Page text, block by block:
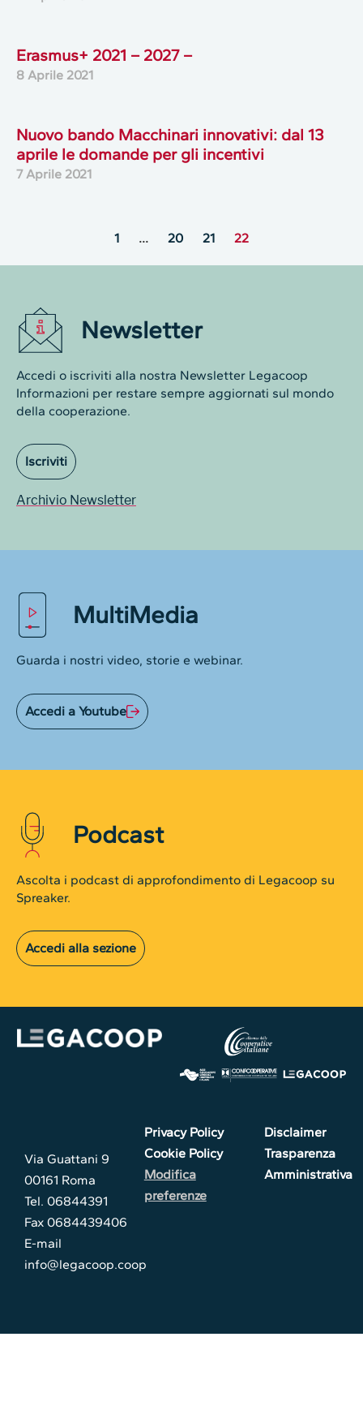
Erasmus+ 2021 – 2027 –
8 Aprile 2021
Nuovo bando Macchinari innovativi: dal 13
aprile le domande per gli incentivi
7 Aprile 2021
1 … 20 21 22
Newsletter
Accedi o iscriviti alla nostra Newsletter Legacoop
Informazioni per restare sempre aggiornati sul mondo
della cooperazione.
Iscriviti
Archivio Newsletter
MultiMedia
Guarda i nostri video, storie e webinar.
Accedi a Youtube
Podcast
Ascolta i podcast di approfondimento di Legacoop su
Spreaker.
Accedi alla sezione
Via Guattani 9
00161 Roma
Tel. 06844391
Fax 0684439406
E-mail
info@legacoop.coop
Privacy Policy
Cookie Policy
Modifica
preferenze
Disclaimer
Trasparenza
Amministrativa